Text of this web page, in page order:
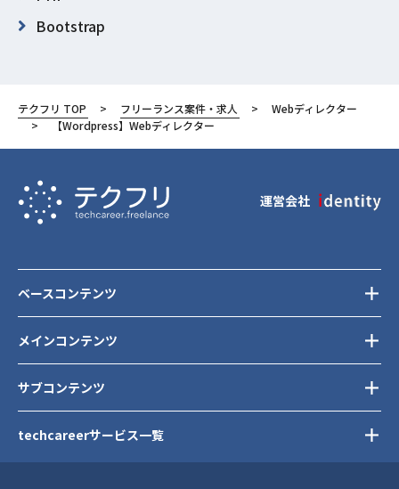
Bootstrap
渋谷区
テクフリ TOP フリーランス案件・求人
Webディレクター
【Wordpress】Webディレクター
運営会社
メインコンテンツ
サブコンテンツ
ベースコンテンツ
techcareerサービス一覧